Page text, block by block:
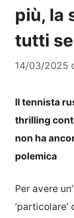
più, la
tutti
14/03/2025
Il tennista
thrilling
non ha
polemica
Per avere